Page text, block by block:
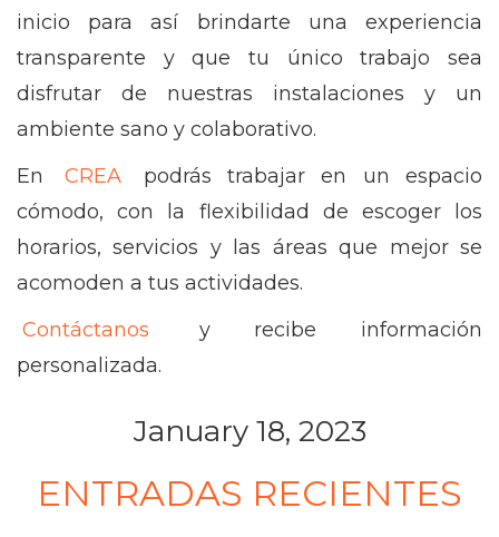
inicio para así brindarte una experiencia
transparente y que tu único trabajo sea
disfrutar de nuestras instalaciones y un
ambiente sano y colaborativo.
En
CREA
podrás trabajar en un espacio
cómodo, con la flexibilidad de escoger los
horarios, servicios y las áreas que mejor se
acomoden a tus actividades.
Contáctanos
y recibe información
personalizada.
January 18, 2023
ENTRADAS RECIENTES